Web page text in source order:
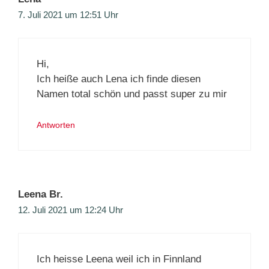
7. Juli 2021 um 12:51 Uhr
Hi,
Ich heiße auch Lena ich finde diesen
Namen total schön und passt super zu mir
Antworten
Leena Br.
12. Juli 2021 um 12:24 Uhr
Ich heisse Leena weil ich in Finnland